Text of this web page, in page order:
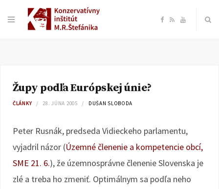
F
o
R Y
e
Župy podľa Európskej únie?
ČLÁNKY 28. JÚNA 2005 DUŠAN SLOBODA
Peter Rusnák, predseda Vidieckeho parlamentu,
vyjadril názor (Územné členenie a kompetencie obcí,
SME 21. 6.), že územnosprávne členenie Slovenska je
zlé a treba ho zmeniť. Optimálnym sa podľa neho